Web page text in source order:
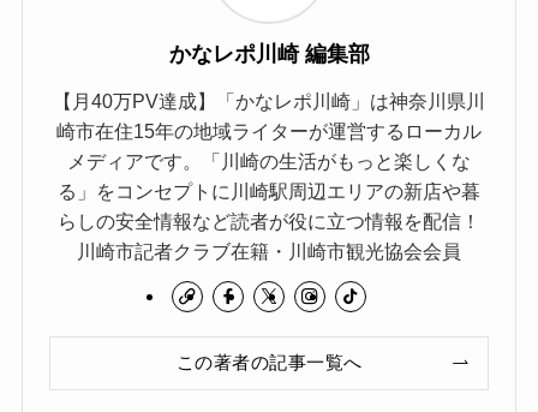
かなレポ川崎 編集部
【月40万PV達成】「かなレポ川崎」は神奈川県川
崎市在住15年の地域ライターが運営するローカル
メディアです。「川崎の生活がもっと楽しくな
る」をコンセプトに川崎駅周辺エリアの新店や暮
らしの安全情報など読者が役に立つ情報を配信！
川崎市記者クラブ在籍・川崎市観光協会会員
この著者の記事一覧へ